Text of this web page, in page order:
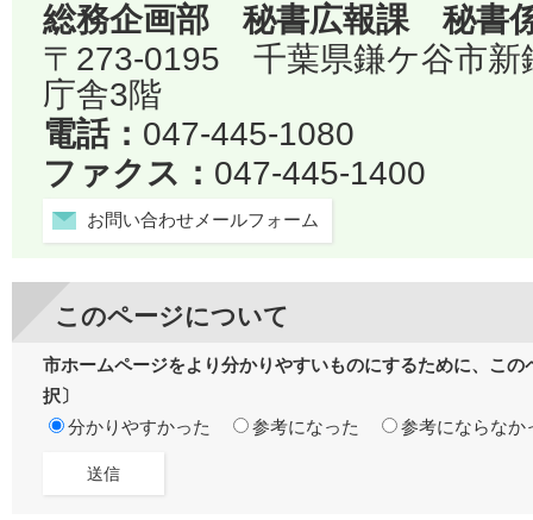
総務企画部 秘書広報課 秘書
〒273-0195 千葉県鎌ケ谷市
庁舎3階
電話： 047-445-1080
ファクス： 047-445-1400
お問い合わせメールフォーム
このページについて
市ホームページをより分かりやすいものにするために、こ
択〕
分かりやすかった
参考になった 参考にならなか